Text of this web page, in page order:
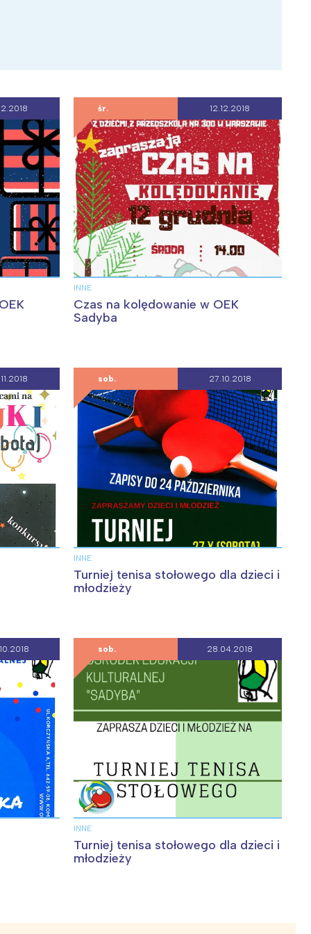
śr. 12.12.2018
INNE
Czas na kolędowanie w OEK
Sadyba
sob. 27.10.2018
INNE
Turniej tenisa stołowego dla dzieci i
młodzieży
sob. 28.04.2018
INNE
Turniej tenisa stołowego dla dzieci i
młodzieży